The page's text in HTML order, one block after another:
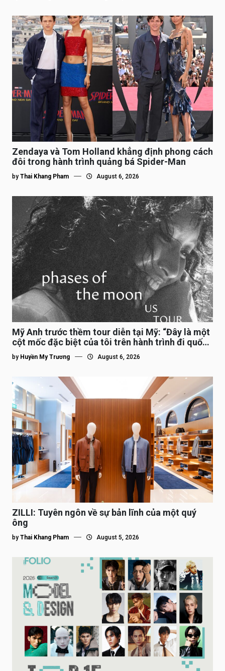
Zendaya và Tom Holland khẳng định phong cách
đôi trong hành trình quảng bá Spider-Man
by Thai Khang Pham August 6, 2026
Mỹ Anh trước thềm tour diễn tại Mỹ: “Đây là một
cột mốc đặc biệt của tôi trên hành trình đi quốc
tế”
by Huyền My Trương August 6, 2026
ZILLI: Tuyên ngôn về sự bản lĩnh của một quý
ông
by Thai Khang Pham August 5, 2026